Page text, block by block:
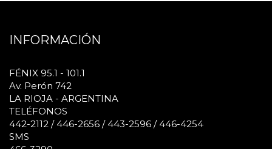
INFORMACIÓN
FÉNIX 95.1 - 101.1
Av. Perón 742
LA RIOJA - ARGENTINA
TELÉFONOS
442-2112 / 446-2656 / 443-2596 / 446-4254
SMS